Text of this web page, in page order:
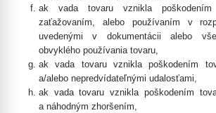
ak vada tovaru vznikla poškodením
zaťažovaním, alebo používaním v
uvedenými v dokumentácii alebo
obvyklého používania tovaru,
ak vada tovaru vznikla poškodením
a/alebo nepredvídateľnými udalosťami,
ak vada tovaru vznikla poškodením
a náhodným zhoršením,